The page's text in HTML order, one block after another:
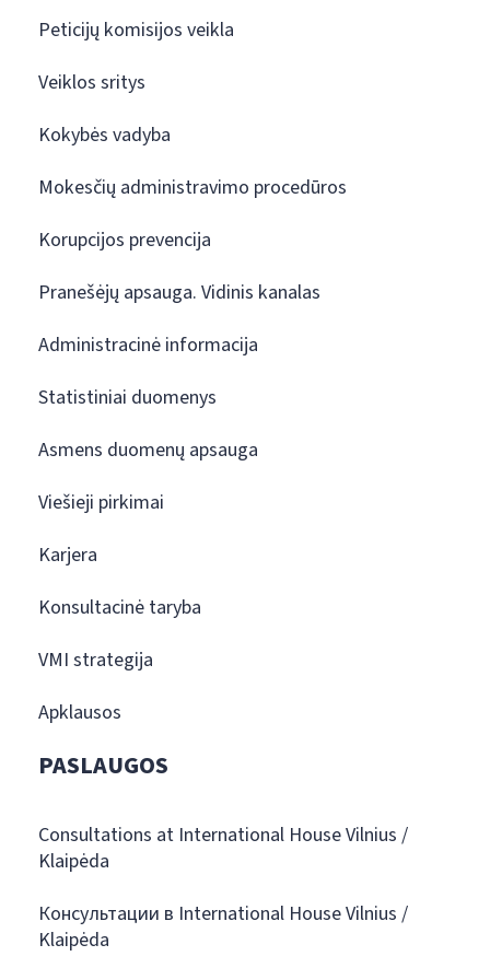
Peticijų komisijos veikla
Veiklos sritys
Kokybės vadyba
Mokesčių administravimo procedūros
Korupcijos prevencija
Pranešėjų apsauga. Vidinis kanalas
Administracinė informacija
Statistiniai duomenys
Asmens duomenų apsauga
Viešieji pirkimai
Karjera
Konsultacinė taryba
VMI strategija
Apklausos
PASLAUGOS
Consultations at International House Vilnius /
Klaipėda
Консультации в International House Vilnius /
Klaipėda